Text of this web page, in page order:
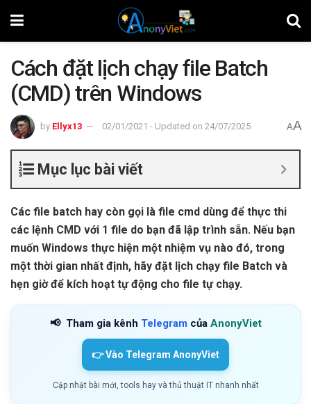
Cách đặt lịch chạy file Batch
(CMD) trên Windows
by Ellyx13 02/01/2021 - Updated on 24/07/2025 AA
Mục lục bài viết
Các file batch hay còn gọi là file cmd dùng để thực thi
các lệnh CMD với 1 file do bạn đã lập trình sẵn. Nếu bạn
muốn Windows thực hiện một nhiệm vụ nào đó, trong
một thời gian nhất định, hãy đặt lịch chạy file Batch và
hẹn giờ để kích hoạt tự động cho file tự chạy.
📢 Tham gia kênh Telegram của AnonyViet
👉 Vào Telegram AnonyViet
Cập nhật bài mới, tools hay và thủ thuật IT nhanh nhất